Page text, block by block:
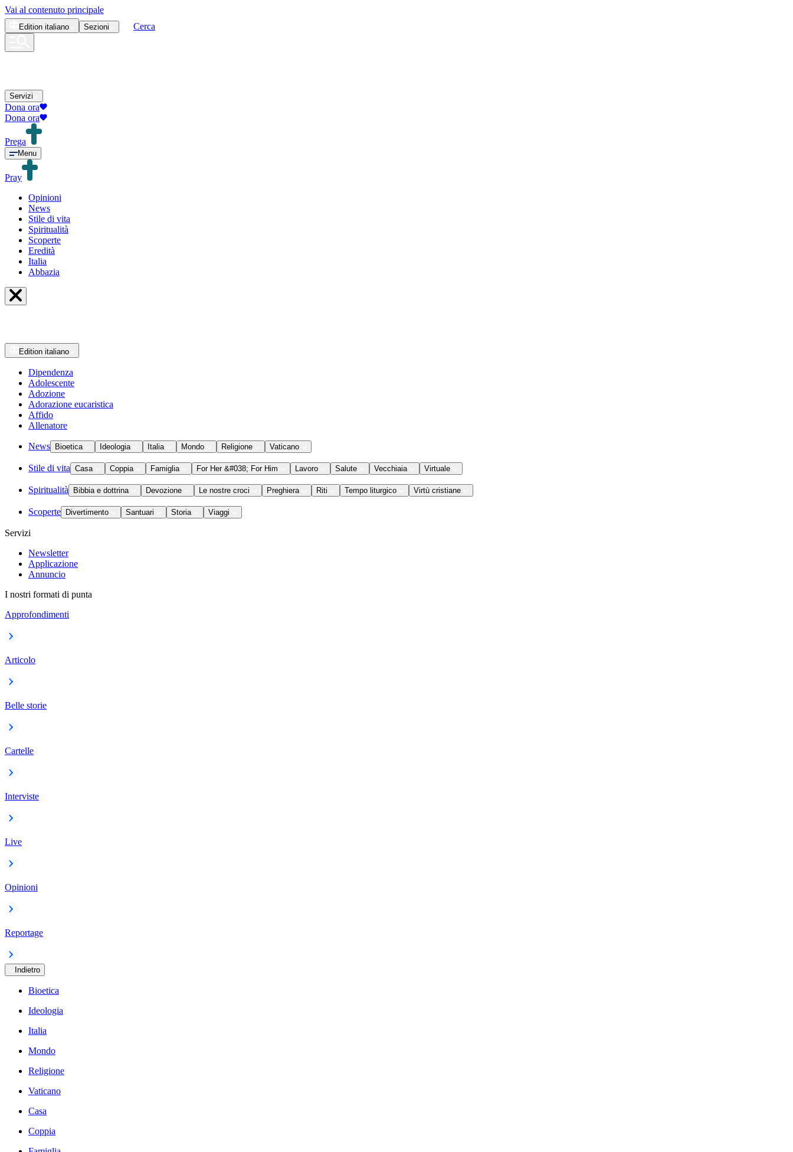
Vai al contenuto principale
Edition italiano Sezioni Cerca
Servizi
Dona ora
Dona ora
Prega
Menu
Pray
Opinioni
News
Stile di vita
Spiritualità
Scoperte
Eredità
Italia
Abbazia
Edition italiano
Dipendenza
Adolescente
Adozione
Adorazione eucaristica
Affido
Allenatore
News Bioetica Ideologia Italia Mondo Religione Vaticano
Stile di vita Casa Coppia Famiglia For Her &#038; For Him Lavoro Salute Vecchiaia Virtuale
Spiritualità Bibbia e dottrina Devozione Le nostre croci Preghiera Riti Tempo liturgico Virtù cristiane
Scoperte Divertimento Santuari Storia Viaggi
Servizi
Newsletter
Applicazione
Annuncio
I nostri formati di punta
Approfondimenti
Articolo
Belle storie
Cartelle
Interviste
Live
Opinioni
Reportage
Indietro
Bioetica
Ideologia
Italia
Mondo
Religione
Vaticano
Casa
Coppia